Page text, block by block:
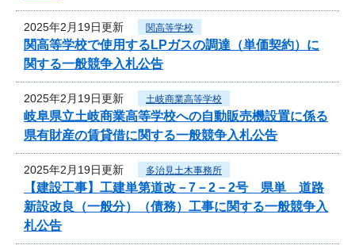
2025年2月19日更新 関高等学校
関高等学校で使用するLPガスの調達（単価契約）に
関する一般競争入札公告
2025年2月19日更新 土岐商業高等学校
岐阜県立土岐商業高等学校への自動販売機設置に係る
県有財産の賃貸借に関する一般競争入札公告
2025年2月19日更新 多治見土木事務所
【建設工事】工建単第道改－7－2－2号 県単 道路
新設改良（一般分）（債務）工事に関する一般競争入
札公告